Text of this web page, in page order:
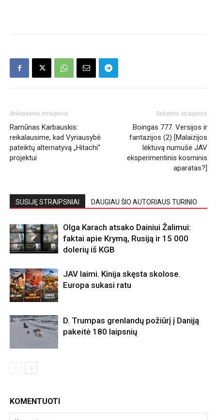
Ankstesnis straipsnis
Ramūnas Karbauskis:
reikalausime, kad Vyriausybė
pateiktų alternatyvą „Hitachi“
projektui
Sekantis straipsnis
Boingas 777. Versijos ir
fantazijos (2) [Malaizijos
lėktuvą numušė JAV
eksperimentinis kosminis
aparatas?]
SUSIJĘ STRAIPSNIAI DAUGIAU ŠIO AUTORIAUS TURINIO
Olga Karach atsako Dainiui Žalimui:
faktai apie Krymą, Rusiją ir 15 000
dolerių iš KGB
JAV laimi. Kinija skęsta skolose.
Europa sukasi ratu
D. Trumpas grenlandų požiūrį į Daniją
pakeitė 180 laipsnių
KOMENTUOTI